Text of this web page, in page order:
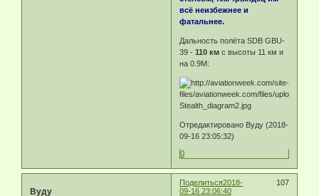
всё неизбежнее и
фатальнее.
Дальность полёта SDB GBU-
39 -110 км с высоты 11 км и
на 0.9М:
Отредактировано Byду (2018-
09-16 23:05:32)
0
Поделиться 107
2018-
09-16 23:06:40
Byду